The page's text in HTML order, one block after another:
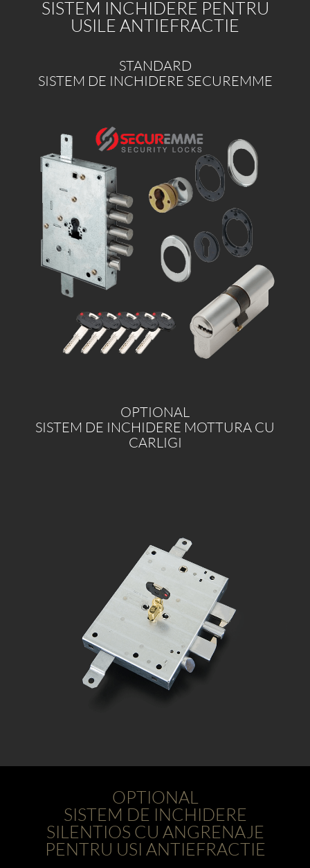
SISTEM INCHIDERE PENTRU
USILE ANTIEFRACTIE
STANDARD
SISTEM DE INCHIDERE SECUREMME
OPTIONAL
SISTEM DE INCHIDERE MOTTURA CU
CARLIGI
OPTIONAL
SISTEM DE INCHIDERE
SILENTIOS CU ANGRENAJE
PENTRU USI ANTIEFRACTIE